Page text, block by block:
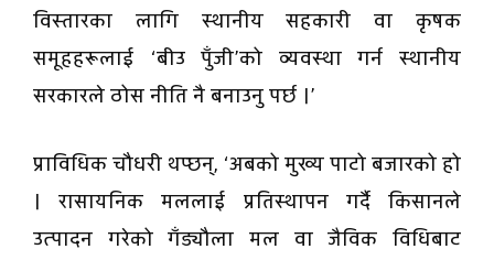
विस्तारका लागि स्थानीय सहकारी वा कृषक
समूहहरूलाई ‘बीउ पुँजी’को व्यवस्था गर्न स्थानीय
सरकारले ठोस नीति नै बनाउनु पर्छ ।’
प्राविधिक चौधरी थप्छन्, ‘अबको मुख्य पाटो बजारको हो
। रासायनिक मललाई प्रतिस्थापन गर्दै किसानले
उत्पादन गरेको गँड्यौला मल वा जैविक विधिबाट